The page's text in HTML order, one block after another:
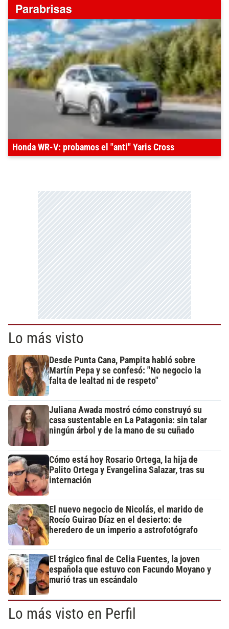
Honda WR-V: probamos el "anti" Yaris Cross
Lo más visto
Desde Punta Cana, Pampita habló sobre
Martín Pepa y se confesó: "No negocio la
falta de lealtad ni de respeto"
Juliana Awada mostró cómo construyó su
casa sustentable en La Patagonia: sin talar
ningún árbol y de la mano de su cuñado
Cómo está hoy Rosario Ortega, la hija de
Palito Ortega y Evangelina Salazar, tras su
internación
El nuevo negocio de Nicolás, el marido de
Rocío Guirao Díaz en el desierto: de
heredero de un imperio a astrofotógrafo
El trágico final de Celia Fuentes, la joven
española que estuvo con Facundo Moyano y
murió tras un escándalo
Lo más visto en Perfil